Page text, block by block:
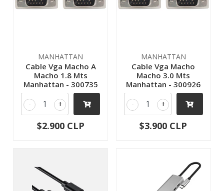
MANHATTAN
Cable Vga Macho A
Macho 1.8 Mts
Manhattan - 300735
+
-
$2.900 CLP
MANHATTAN
Cable Vga Macho
Macho 3.0 Mts
Manhattan - 300926
+
-
$3.900 CLP